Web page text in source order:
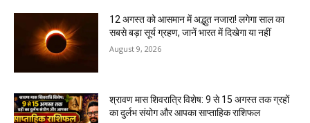
12 अगस्त को आसमान में अद्भुत नजारा! लगेगा साल का
सबसे बड़ा सूर्य ग्रहण, जानें भारत में दिखेगा या नहीं
August 9, 2026
श्रावण मास शिवरात्रि विशेष: 9 से 15 अगस्त तक ग्रहों
का दुर्लभ संयोग और आपका साप्ताहिक राशिफल